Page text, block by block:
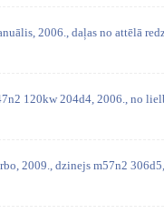
2006., daļas no attēlā
120kw 204d4, 2006., no
2009., dzinejs m57n2